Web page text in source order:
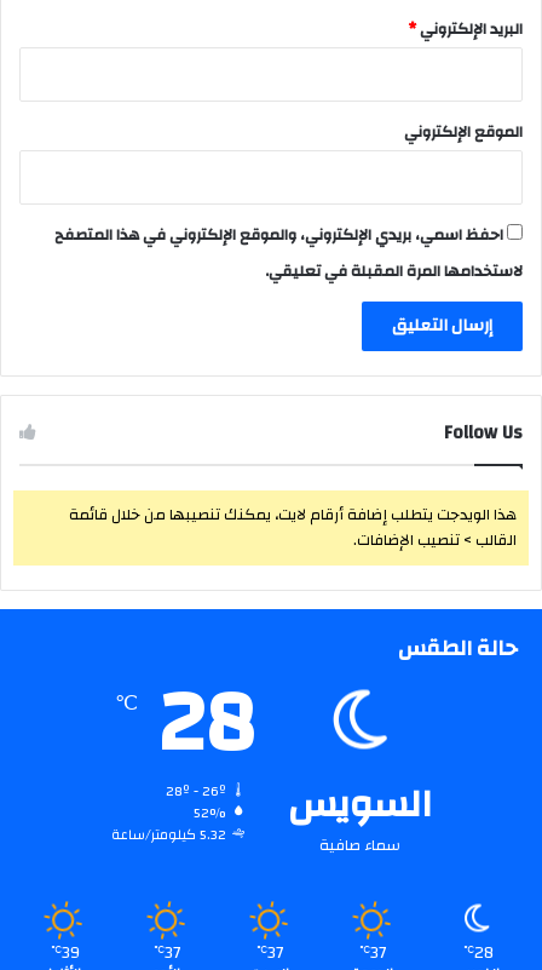
البريد الإلكتروني*
الموقع الإلكتروني
احفظ اسمي، بريدي الإلكتروني، والموقع الإلكتروني في هذا المتصفح
لاستخدامها المرة المقبلة في تعليقي.
Follow Us
هذا الويدجت يتطلب إضافة أرقام لايت، يمكنك تنصيبها من خلال قائمة
القالب > تنصيب الإضافات.
حالة الطقس
السويس
سماء صافية
28
℃
52%
5.32 كيلومتر/ساعة
28
℃
37
℃
37
℃
37
℃
39
℃